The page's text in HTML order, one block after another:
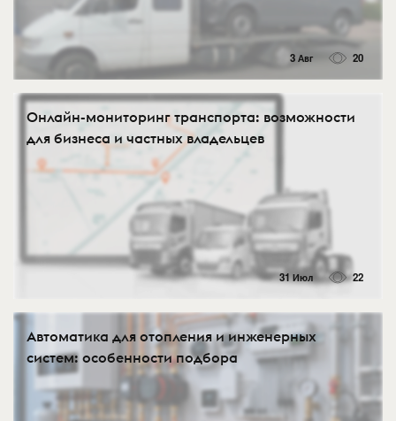
3 Авг 20
Онлайн-мониторинг транспорта: возможности
для бизнеса и частных владельцев
31 Июл 22
Автоматика для отопления и инженерных
систем: особенности подбора